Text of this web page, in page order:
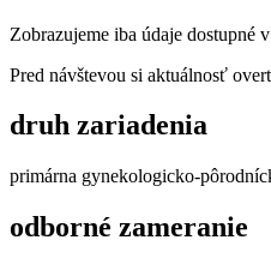
Zobrazujeme iba údaje dostupné
Pred návštevou si aktuálnosť
druh zariadenia
primárna gynekologicko-
odborné zameranie